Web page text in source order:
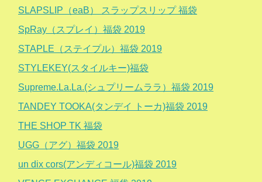
SLAPSLIP（eaB） スラップスリップ 福袋
SpRay（スプレイ）福袋 2019
STAPLE（ステイプル）福袋 2019
STYLEKEY(スタイルキー)福袋
Supreme.La.La.(シュプリームララ）福袋 2019
TANDEY TOOKA(タンデイ トーカ)福袋 2019
THE SHOP TK 福袋
UGG（アグ）福袋 2019
un dix cors(アンディコール)福袋 2019